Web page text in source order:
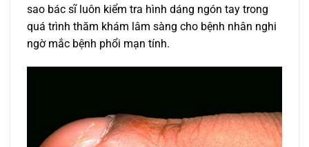
sao bác sĩ luôn kiểm tra hình dáng ngón tay trong
quá trình thăm khám lâm sàng cho bệnh nhân nghi
ngờ mắc bệnh phổi mạn tính.